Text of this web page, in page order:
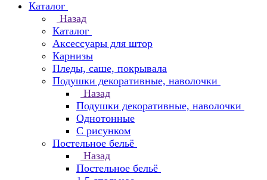
Каталог
Назад
Каталог
Аксессуары для штор
Карнизы
Пледы, саше, покрывала
Подушки декоративные, наволочки
Назад
Подушки декоративные, наволочки
Однотонные
С рисунком
Постельное бельё
Назад
Постельное бельё